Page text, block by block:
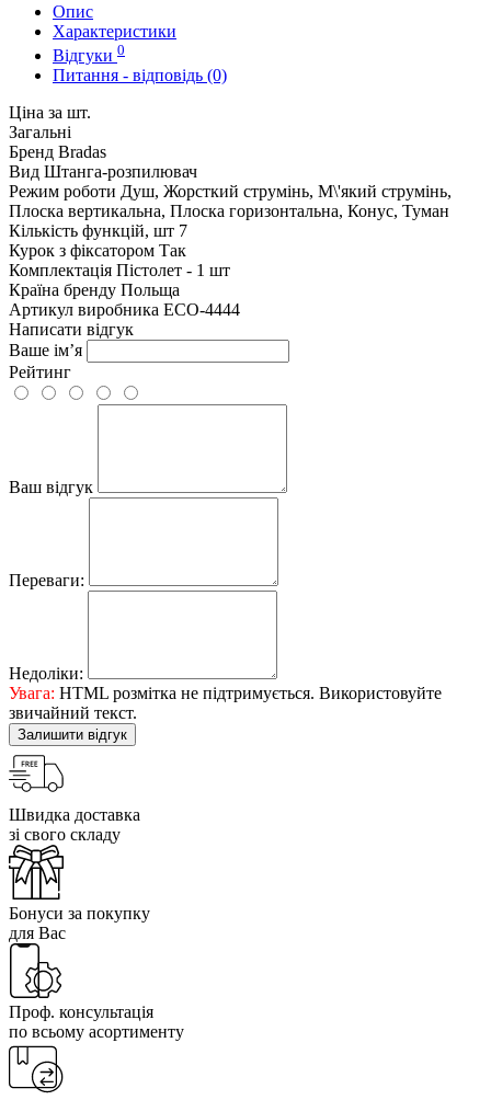
Опис
Характеристики
Відгуки 0
Питання - відповідь (0)
Ціна за шт.
Загальні
Бренд Bradas
Вид Штанга-розпилювач
Режим роботи Душ, Жорсткий струмінь, М\'який струмінь,
Плоска вертикальна, Плоска горизонтальна, Конус, Туман
Кількість функцій, шт 7
Курок з фіксатором Так
Комплектація Пістолет - 1 шт
Країна бренду Польща
Артикул виробника ECO-4444
Написати відгук
Ваше ім’я
Рейтинг
Ваш відгук
Переваги:
Недоліки:
Увага: HTML розмітка не підтримується. Використовуйте
звичайний текст.
Залишити відгук
Швидка доставка
зі свого складу
Бонуси за покупку
для Вас
Проф. консультація
по всьому асортименту